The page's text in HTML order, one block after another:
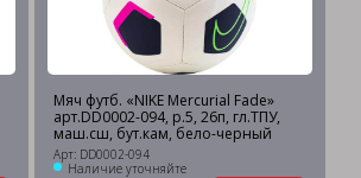
Мяч футб. «NIKE Mercurial Fade»
арт.DD0002-094, р.5, 26п, гл.ТПУ,
маш.сш, бут.кам, бело-черный
Арт: DD0002-094
Наличие уточняйте